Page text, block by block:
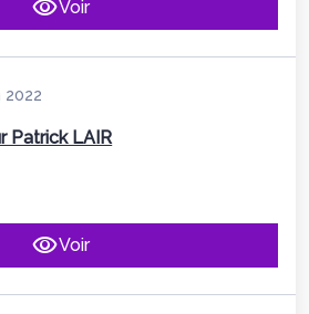
Voir
2022
Patrick LAIR
Voir